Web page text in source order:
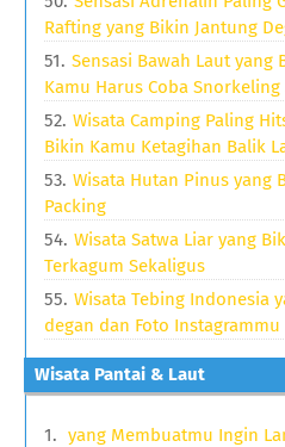
Rafting yang Bikin Jantung
Sensasi Bawah Laut yang
Kamu Harus Coba Snorkeling
Wisata Camping Paling
Bikin Kamu Ketagihan Balik
Wisata Hutan Pinus yang
Packing
Wisata Satwa Liar yang
Terkagum Sekaligus
Wisata Tebing Indonesia
degan dan Foto
Wisata Pantai & Laut
yang Membuatmu Ingin